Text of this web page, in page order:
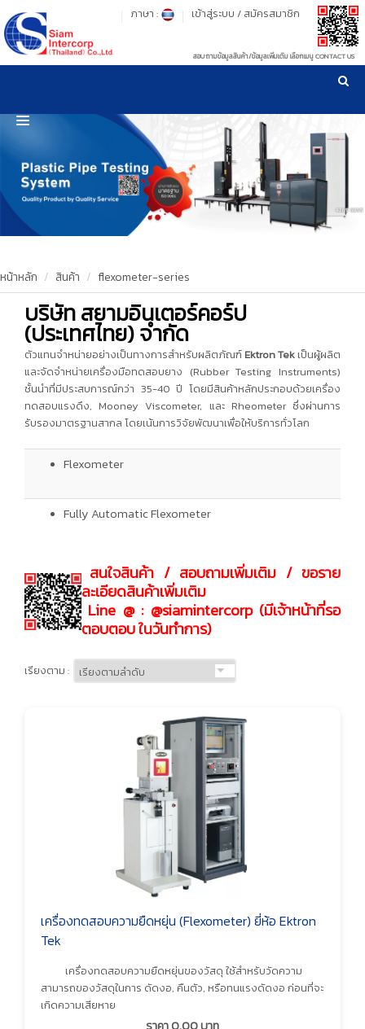
รู้ลึก รู้จริง เรื่องเครื่องมือทดสอบวัสดุ ! ยืน 1 เรื่องมาตรฐานการให้บริการ
เข้าสู่ระบบ / สมัครสมาชิก
ภาษา :
สอบถามข้อมูลสินค้า/ข้อมูลเพิ่มเติม เลือกเมนู CONTACT US
HOME
PRODUCT
OUR CLIENTS
OUR WORKS
CALIBRATION
CONTACT US
หน้าหลัก สินค้า flexometer-series
บริษัท สยามอินเตอร์คอร์ป
(ประเทศไทย) จำกัด
ตัวแทนจำหน่ายอย่างเป็นทางการสำหรับผลิตภัณฑ์ Ektron Tek เป็นผู้ผลิต
และจัดจำหน่ายเครื่องมือทดสอบยาง (Rubber Testing Instruments)
ชั้นนำที่มีประสบการณ์กว่า 35-40 ปี โดยมีสินค้าหลักประกอบด้วยเครื่อง
ทดสอบแรงดึง, Mooney Viscometer, และ Rheometer ซึ่งผ่านการ
รับรองมาตรฐานสากล โดยเน้นการวิจัยพัฒนาเพื่อให้บริการทั่วโลก
Flexometer
Fully Automatic Flexometer
สนใจสินค้า / สอบถามเพิ่มเติม / ขอราย
ละเอียดสินค้าเพิ่มเติม
Line @ : @siamintercorp (มีเจ้าหน้าที่รอ
ตอบตอบ ในวันทำการ)
เรียงตาม :
เครื่องทดสอบความยืดหยุ่น (Flexometer) ยี่ห้อ Ektron
Tek
เครื่องทดสอบความยืดหยุ่นของวัสดุ ใช้สำหรับวัดความ
สามารถของวัสดุในการ ดัดงอ, คืนตัว, หรือทนแรงดัดงอ ก่อนที่จะ
เกิดความเสียหาย